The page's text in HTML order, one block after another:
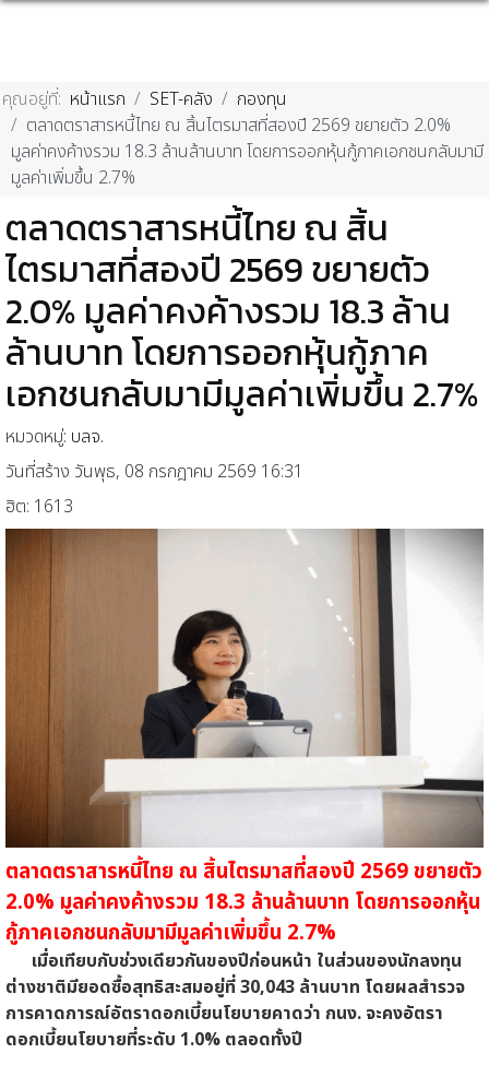
คุณอยู่ที่: หน้าแรก SET-คลัง
กองทุน
ตลาดตราสารหนี้ไทย ณ สิ้นไตรมาสที่สองปี 2569 ขยายตัว 2.0%
มูลค่าคงค้างรวม 18.3 ล้านล้านบาท โดยการออกหุ้นกู้ภาคเอกชนกลับมามี
มูลค่าเพิ่มขึ้น 2.7%
ตลาดตราสารหนี้ไทย ณ สิ้น
ไตรมาสที่สองปี 2569 ขยายตัว
2.0% มูลค่าคงค้างรวม 18.3 ล้าน
ล้านบาท โดยการออกหุ้นกู้ภาค
เอกชนกลับมามีมูลค่าเพิ่มขึ้น 2.7%
หมวดหมู่: บลจ.
วันที่สร้าง วันพุธ, 08 กรกฎาคม 2569 16:31
ฮิต: 1613
ตลาดตราสารหนี้ไทย ณ สิ้นไตรมาสที่สองปี 2569 ขยายตัว
2.0% มูลค่าคงค้างรวม 18.3 ล้านล้านบาท โดยการออกหุ้น
กู้ภาคเอกชนกลับมามีมูลค่าเพิ่มขึ้น 2.7%
เมื่อเทียบกับช่วงเดียวกันของปีก่อนหน้า ในส่วนของนักลงทุน
ต่างชาติมียอดซื้อสุทธิสะสมอยู่ที่ 30,043 ล้านบาท โดยผลสำรวจ
การคาดการณ์อัตราดอกเบี้ยนโยบายคาดว่า กนง. จะคงอัตรา
ดอกเบี้ยนโยบายที่ระดับ 1.0% ตลอดทั้งปี